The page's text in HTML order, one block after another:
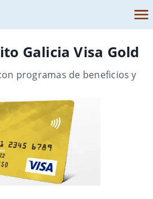
Galicia Visa Gold
programas de beneficios y